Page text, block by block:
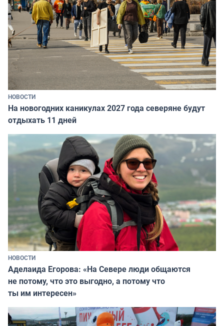
НОВОСТИ
На новогодних каникулах 2027 года северяне будут
отдыхать 11 дней
НОВОСТИ
Аделаида Егорова: «На Севере люди общаются
не потому, что это выгодно, а потому что
ты им интересен»